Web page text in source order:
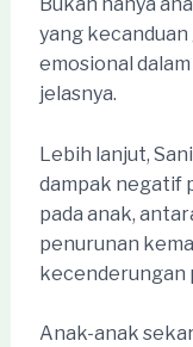
yang kecanduan
emosional
jelasnya.
Lebih lanjut,
dampak negatif
pada anak,
penurunan
kecenderungan
Anak-anak